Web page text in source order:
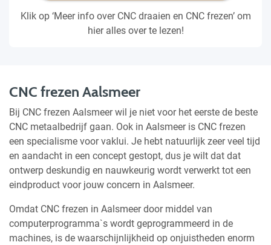
Klik op ‘Meer info over CNC draaien en CNC frezen’ om
hier alles over te lezen!
CNC frezen Aalsmeer
Bij CNC frezen Aalsmeer wil je niet voor het eerste de beste
CNC metaalbedrijf gaan. Ook in Aalsmeer is CNC frezen
een specialisme voor vaklui. Je hebt natuurlijk zeer veel tijd
en aandacht in een concept gestopt, dus je wilt dat dat
ontwerp deskundig en nauwkeurig wordt verwerkt tot een
eindproduct voor jouw concern in Aalsmeer.
Omdat CNC frezen in Aalsmeer door middel van
computerprogramma`s wordt geprogrammeerd in de
machines, is de waarschijnlijkheid op onjuistheden enorm